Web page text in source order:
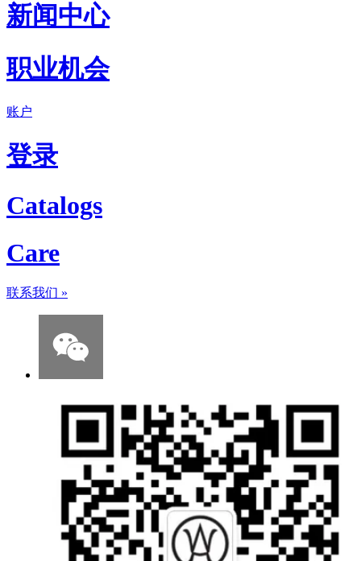
新闻中心
职业机会
账户
登录
Catalogs
Care
联系我们 »